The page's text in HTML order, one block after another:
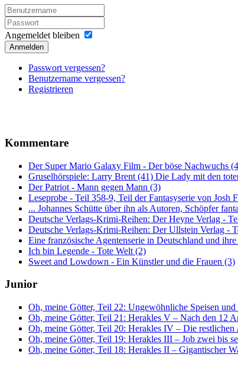
Angemeldet bleiben
Anmelden
Passwort vergessen?
Benutzername vergessen?
Registrieren
Kommentare
Der Super Mario Galaxy Film - Der böse Nachwuchs
Gruselhörspiele: Larry Brent (41) Die Lady mit den
Der Patriot - Mann gegen Mann (3)
Leseprobe - Teil 358-9, Teil der Fantasyserie von
... Johannes Schütte über ihn als Autoren, Schöpfer
Deutsche Verlags-Krimi-Reihen: Der Heyne Verlag -
Deutsche Verlags-Krimi-Reihen: Der Ullstein Verlag -
Eine französische Agentenserie in Deutschland und
Ich bin Legende - Tote Welt (2)
Sweet and Lowdown - Ein Künstler und die Frauen (3)
Junior
Oh, meine Götter, Teil 22: Ungewöhnliche Speisen und
Oh, meine Götter, Teil 21: Herakles V – Nach den 12
Oh, meine Götter, Teil 20: Herakles IV – Die restlichen
Oh, meine Götter, Teil 19: Herakles III – Job zwei bis
Oh, meine Götter, Teil 18: Herakles II – Gigantischer